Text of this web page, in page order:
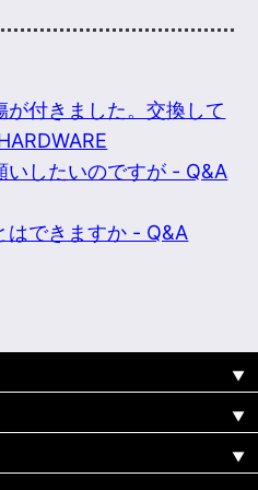
が付きました。交換して
いしたいのですが - Q&A
はできますか - Q&A